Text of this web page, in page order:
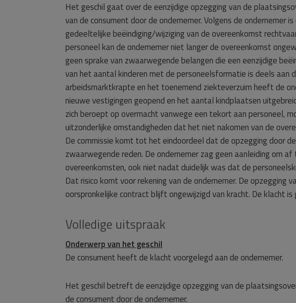
Het geschil gaat over de eenzijdige opzegging van de
van de consument door de ondernemer. Volgens de ondernemer
gedeeltelijke beëindiging/wijziging van de overeenkomst
personeel kan de ondernemer niet langer de overeenkomst
geen sprake van zwaarwegende belangen die een eenzijdige
van het aantal kinderen met de personeelsformatie is deels aan
arbeidsmarktkrapte en het toenemend ziekteverzuim heeft de
nieuwe vestigingen geopend en het aantal kindplaatsen
zich beroept op overmacht vanwege een tekort aan personeel,
uitzonderlijke omstandigheden dat het niet nakomen van de
De commissie komt tot het eindoordeel dat de opzegging door
zwaarwegende reden. De ondernemer zag geen aanleiding om
overeenkomsten, ook niet nadat duidelijk was dat de
Dat risico komt voor rekening van de ondernemer. De opzegging
oorspronkelijke contract blijft ongewijzigd van kracht. De klacht is
Volledige uitspraak
Onderwerp van het geschil
De consument heeft de klacht voorgelegd aan de ondernemer.
Het geschil betreft de eenzijdige opzegging van de
de consument door de ondernemer.